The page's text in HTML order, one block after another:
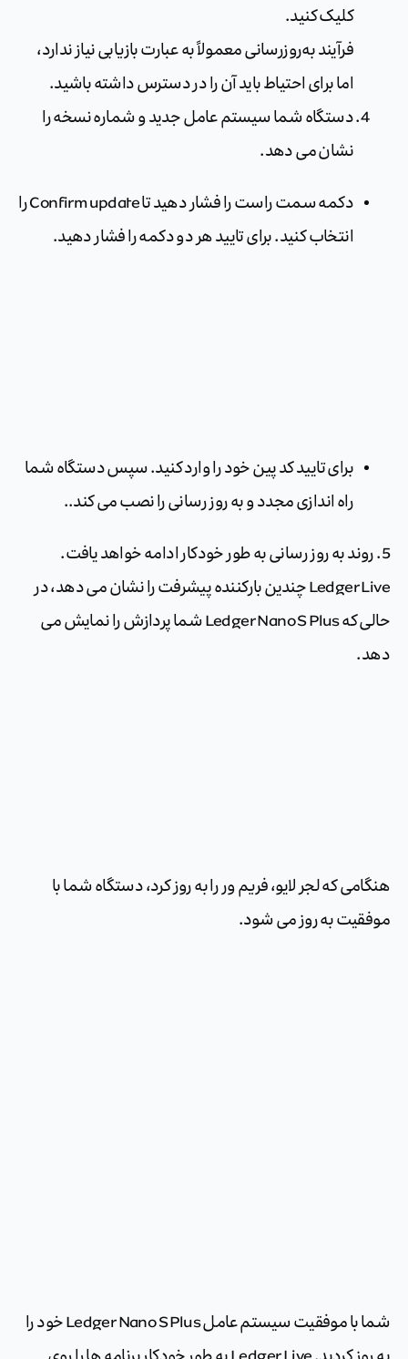
کلیک کنید.
فرآیند به‌روزرسانی معمولاً به عبارت بازیابی نیاز ندارد،
اما برای احتیاط باید آن را در دسترس داشته باشید.
دستگاه شما سیستم عامل جدید و شماره نسخه را
نشان می دهد.
دکمه سمت راست را فشار دهید تا Confirm update را
انتخاب کنید. برای تایید هر دو دکمه را فشار دهید.
برای تایید کد پین خود را وارد کنید. سپس دستگاه شما
راه اندازی مجدد و به روز رسانی را نصب می کند..
5. روند به روز رسانی به طور خودکار ادامه خواهد یافت.
Ledger Live چندین بارکننده پیشرفت را نشان می دهد، در
حالی که Ledger Nano S Plus شما پردازش را نمایش می
دهد.
هنگامی که لجر لایو، فریم ور را به روز کرد، دستگاه شما با
موفقیت به روز می شود.
شما با موفقیت سیستم عامل Ledger Nano S Plus خود را
به روز کردید. Ledger Live به طور خودکار برنامه ها را روی